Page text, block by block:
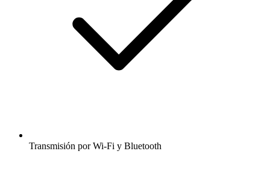
Transmisión por Wi-Fi y Bluetooth